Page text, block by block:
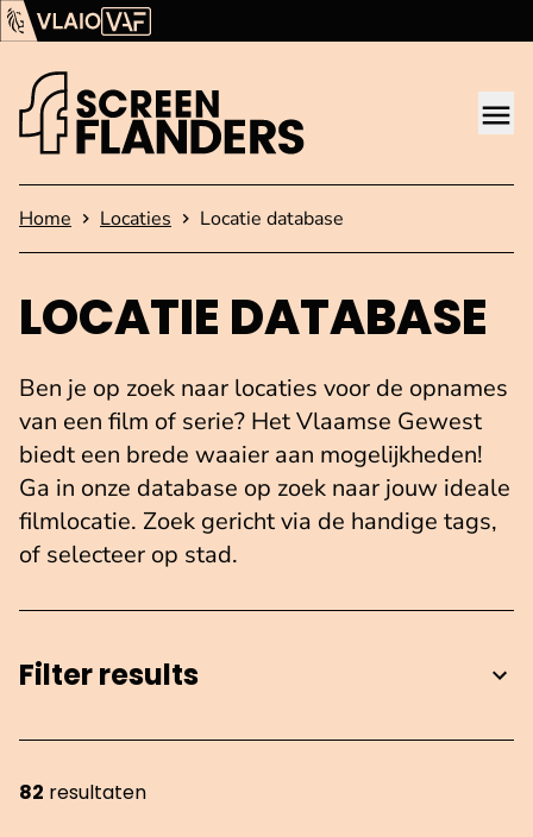
Ga verder naar de inhoud
Vlaams Audiovisueel Fonds (VAF)
Startpagina
Home Locaties Locatie database
LOCATIE DATABASE
Ben je op zoek naar locaties voor de opnames
van een film of serie? Het Vlaamse Gewest
biedt een brede waaier aan mogelijkheden!
Ga in onze database op zoek naar jouw ideale
filmlocatie. Zoek gericht via de handige tags,
of selecteer op stad.
Filter results
82 resultaten